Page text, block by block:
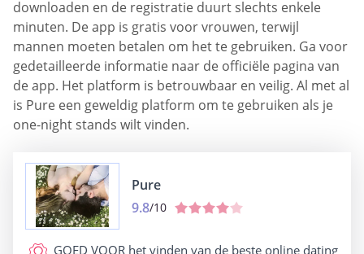
downloaden en de registratie duurt slechts enkele
minuten. De app is gratis voor vrouwen, terwijl
mannen moeten betalen om het te gebruiken. Ga voor
gedetailleerde informatie naar de officiële pagina van
de app. Het platform is betrouwbaar en veilig. Al met al
is Pure een geweldig platform om te gebruiken als je
one-night stands wilt vinden.
Pure
9.8/10
GOED VOOR het vinden van de beste online dating